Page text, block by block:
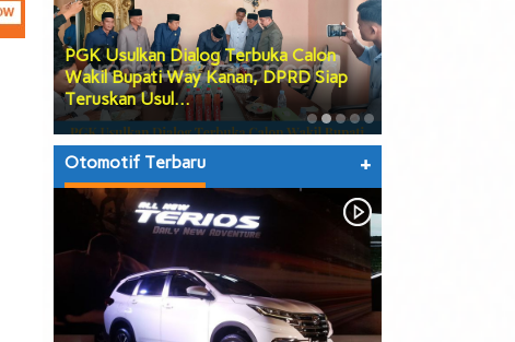
PGK Usulkan Dialog Terbuka Calon
Wakil Bupati Way Kanan, DPRD Siap
Teruskan Usul…
Otomotif Terbaru +